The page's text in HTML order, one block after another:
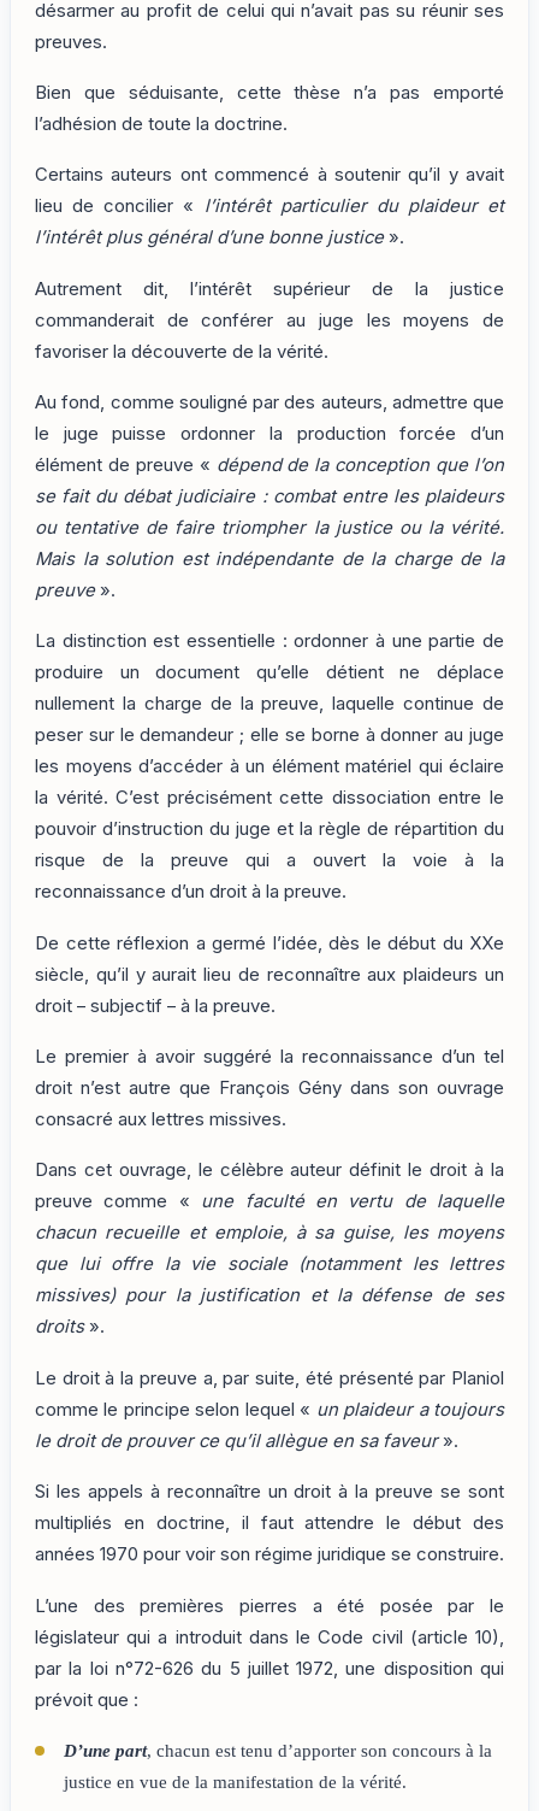
désarmer au profit de celui qui n’avait pas su réunir ses
preuves.
Bien que séduisante, cette thèse n’a pas emporté
l’adhésion de toute la doctrine.
Certains auteurs ont commencé à soutenir qu’il y avait
lieu de concilier « l’intérêt particulier du plaideur et
l’intérêt plus général d’une bonne justice».
Autrement dit, l’intérêt supérieur de la justice
commanderait de conférer au juge les moyens de
favoriser la découverte de la vérité.
Au fond, comme souligné par des auteurs, admettre que
le juge puisse ordonner la production forcée d’un
élément de preuve « dépend de la conception que l’on
se fait du débat judiciaire : combat entre les plaideurs
ou tentative de faire triompher la justice ou la vérité.
Mais la solution est indépendante de la charge de la
preuve».
La distinction est essentielle : ordonner à une partie de
produire un document qu’elle détient ne déplace
nullement la charge de la preuve, laquelle continue de
peser sur le demandeur ; elle se borne à donner au juge
les moyens d’accéder à un élément matériel qui éclaire
la vérité. C’est précisément cette dissociation entre le
pouvoir d’instruction du juge et la règle de répartition du
risque de la preuve qui a ouvert la voie à la
reconnaissance d’un droit à la preuve.
De cette réflexion a germé l’idée, dès le début du XXe
siècle, qu’il y aurait lieu de reconnaître aux plaideurs un
droit – subjectif – à la preuve.
Le premier à avoir suggéré la reconnaissance d’un tel
droit n’est autre que François Gény dans son ouvrage
consacré aux lettres missives.
Dans cet ouvrage, le célèbre auteur définit le droit à la
preuve comme « une faculté en vertu de laquelle
chacun recueille et emploie, à sa guise, les moyens
que lui offre la vie sociale (notamment les lettres
missives) pour la justification et la défense de ses
droits».
Le droit à la preuve a, par suite, été présenté par Planiol
comme le principe selon lequel « un plaideur a toujours
le droit de prouver ce qu’il allègue en sa faveur».
Si les appels à reconnaître un droit à la preuve se sont
multipliés en doctrine, il faut attendre le début des
années 1970 pour voir son régime juridique se construire.
L’une des premières pierres a été posée par le
législateur qui a introduit dans le Code civil (article 10),
par la loi n°72-626 du 5 juillet 1972, une disposition qui
prévoit que :
D’une part, chacun est tenu d’apporter son concours à la
justice en vue de la manifestation de la vérité.